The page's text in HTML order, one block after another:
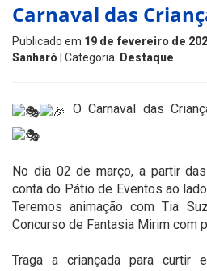
Carnaval das
Publicado em 19 de fevereiro de
Sanharó | Categoria: Destaque
O Carnaval das
No dia 02 de março, a partir
conta do Pátio de Eventos ao
Teremos animação com Tia
Concurso de Fantasia Mirim com
Traga a criançada para curtir